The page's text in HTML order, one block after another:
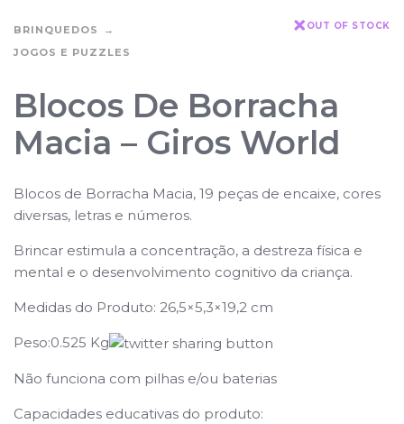
BRINQUEDOS
JOGOS E PUZZLES
OUT OF STOCK
Blocos De Borracha
Macia – Giros World
Blocos de Borracha Macia, 19 peças de encaixe, cores
diversas, letras e números.
Brincar estimula a concentração, a destreza física e
mental e o desenvolvimento cognitivo da criança.
Medidas do Produto: 26,5×5,3×19,2 cm
Peso:0.525 Kg
Não funciona com pilhas e/ou baterias
Capacidades educativas do produto: